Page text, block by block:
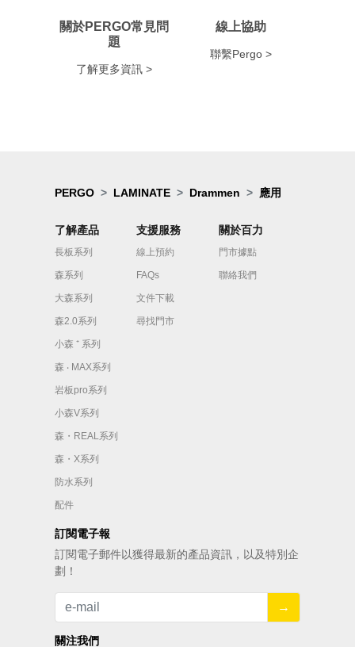
關於PERGO常見問
題
了解更多資訊 >
線上協助
聯繫Pergo >
PERGO LAMINATE Drammen 應用
了解產品
長板系列
森系列
大森系列
森2.0系列
小森 ⁺ 系列
森 ‧ MAX系列
岩板pro系列
小森V系列
森・REAL系列
森・X系列
防水系列
配件
支援服務
線上預約
FAQs
文件下載
尋找門市
關於百力
門市據點
聯絡我們
訂閱電子報
訂閱電⼦郵件以獲得最新的產品資訊，以及特別企
劃！
→
關注我們